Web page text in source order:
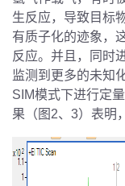
生反应，导致目标
有质子化的迹象，
反应。并且，同时
监测到更多的未知
SIM模式下进行定
果（图2、3）表明